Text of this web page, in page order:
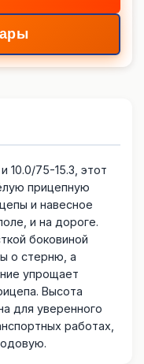
10.0/75-15.3, этот
прицепную
и навесное
и на дороге.
боковиной
о стерню, а
упрощает
Высота
для уверенного
работах,